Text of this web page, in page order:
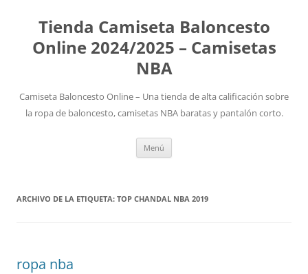
Tienda Camiseta Baloncesto
Online 2024/2025 – Camisetas
NBA
Camiseta Baloncesto Online – Una tienda de alta calificación sobre
la ropa de baloncesto, camisetas NBA baratas y pantalón corto.
Menú
ARCHIVO DE LA ETIQUETA: TOP CHANDAL NBA 2019
ropa nba